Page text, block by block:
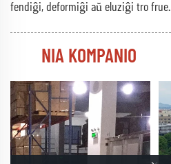
fendiĝi, deformiĝi aŭ eluziĝi tro frue.
NIA KOMPANIO